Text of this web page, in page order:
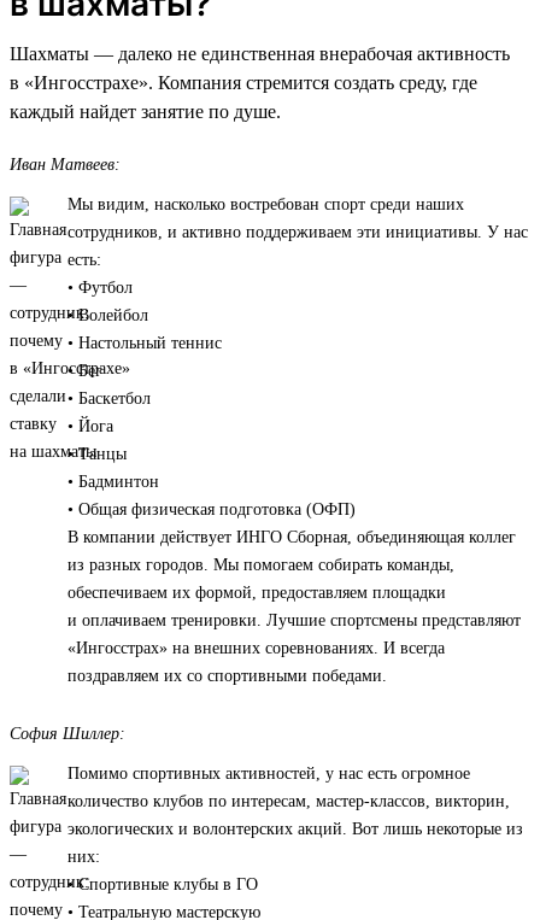
Шахматы — далеко не единственная внерабочая активность
в «Ингосстрахе». Компания стремится создать среду, где
каждый найдет занятие по душе.
Иван Матвеев:
Мы видим, насколько востребован спорт среди наших
сотрудников, и активно поддерживаем эти инициативы. У нас
есть:
• Футбол
• Волейбол
• Настольный теннис
• Бег
• Баскетбол
• Йога
• Танцы
• Бадминтон
• Общая физическая подготовка (ОФП)
В компании действует ИНГО Сборная, объединяющая коллег
из разных городов. Мы помогаем собирать команды,
обеспечиваем их формой, предоставляем площадки
и оплачиваем тренировки. Лучшие спортсмены представляют
«Ингосстрах» на внешних соревнованиях. И всегда
поздравляем их со спортивными победами.
София Шиллер:
Помимо спортивных активностей, у нас есть огромное
количество клубов по интересам, мастер-классов, викторин,
экологических и волонтерских акций. Вот лишь некоторые из
них:
• Спортивные клубы в ГО
• Театральную мастерскую